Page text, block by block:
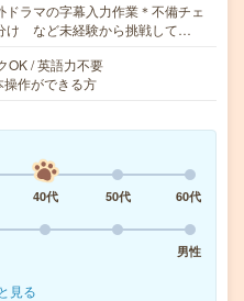
ラマの字幕入力作業＊不備チェ
け など未経験から挑戦して…
OK / 英語力不要
作ができる方
40代 50代
60代
男性
見る